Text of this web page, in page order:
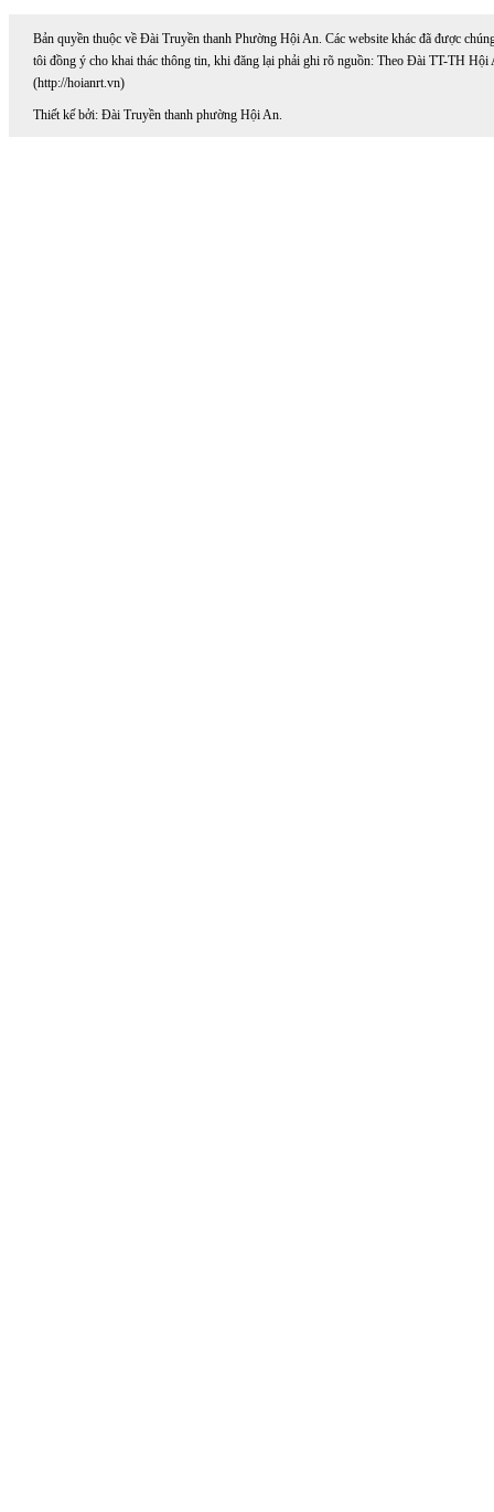
Bản quyền thuộc về Đài Truyền thanh Phường Hội An. Các website khác đã được
tôi đồng ý cho khai thác thông tin, khi đăng lại phải ghi rõ nguồn: Theo Đài TT-TH Hội
(http://hoianrt.vn)
Thiết kế bởi: Đài Truyền thanh phường Hội An.